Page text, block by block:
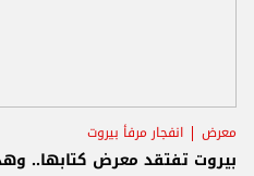
معرض انفجار مرفأ بيروت
بيروت تفتقد معرض كتابها..